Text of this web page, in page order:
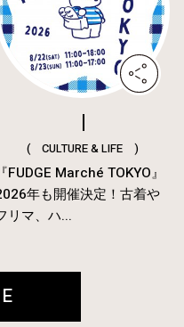
( CULTURE & LIFE )
『FUDGE Marché TOKYO』
年も開催決定！古着や
リマ、ハ...